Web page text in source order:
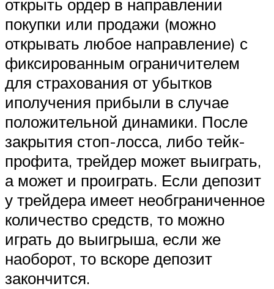
открыть ордер в направлении
покупки или продажи (можно
открывать любое направление) с
фиксированным ограничителем
для страхования от убытков
иполучения прибыли в случае
положительной динамики. После
закрытия стоп-лосса, либо тейк-
профита, трейдер может выиграть,
а может и проиграть. Если депозит
у трейдера имеет необграниченное
количество средств, то можно
играть до выигрыша, если же
наоборот, то вскоре депозит
закончится.